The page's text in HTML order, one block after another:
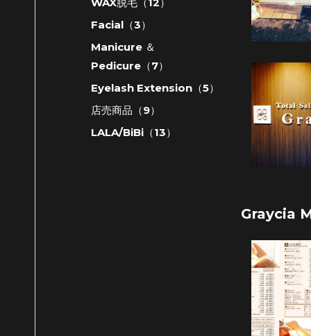
Graycia
Facial（3）
Manicure ＆
Pedicure（7）
Eyelash Extension（5）
店売商品（9）
LALA/BiBi（13）